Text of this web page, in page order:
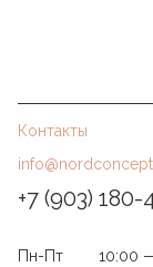
Контакты
+7 (903)
Пн-Пт
10:00